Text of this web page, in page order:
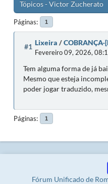
Tópicos - Victor Zucherato
Páginas 1
#1 Lixeira /
Fevereiro 09, 2026,
Tem alguma forma de já
Mesmo que esteja
poder jogar traduzido,
Páginas 1
Fórum Unificado de